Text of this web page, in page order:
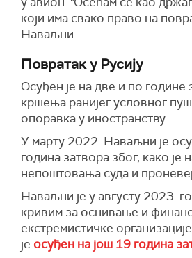
који има свако право на
Наваљни.
Повратак у Русију
Осуђен је на две и по године
кршења ранијег условног
опоравка у иностранству.
У марту 2022. Наваљни је
година затвора због, како је
непоштовања суда и
Наваљни је у августу 2023.
кривим за оснивање и
екстремистичке
је осуђен на још 19 година